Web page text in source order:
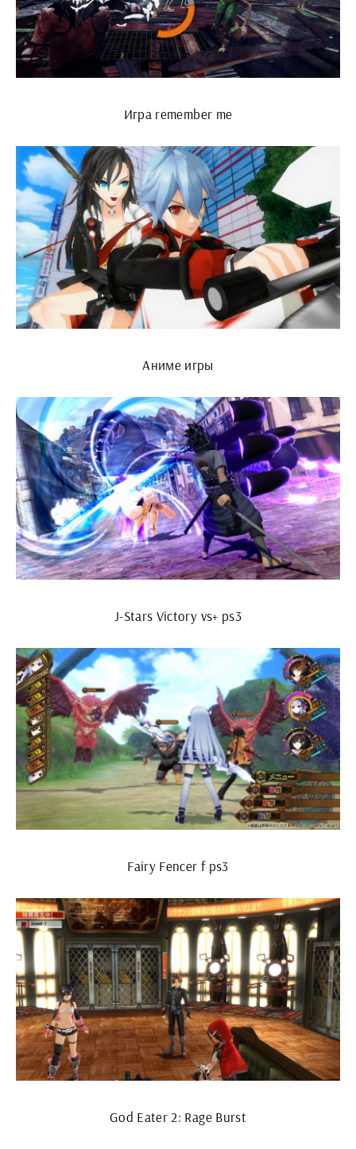
Игра remember me
Аниме игры
J-Stars Victory vs+ ps3
Fairy Fencer f ps3
God Eater 2: Rage Burst